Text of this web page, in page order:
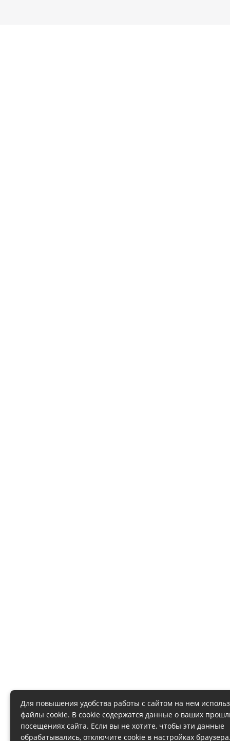
Для повышения удобства работы с сайтом на нем
файлы cookie. В cookie содержатся данные о ваших
посещениях сайта. Если вы не хотите, чтобы эти данные
обрабатывались, отключите cookie в настройках